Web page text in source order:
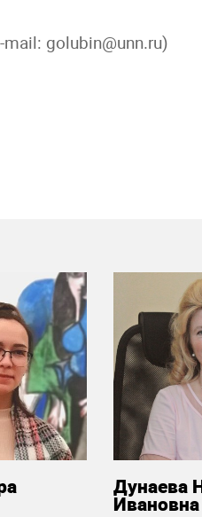
mail: golubin@unn.ru)
Дунаева
Ивановна